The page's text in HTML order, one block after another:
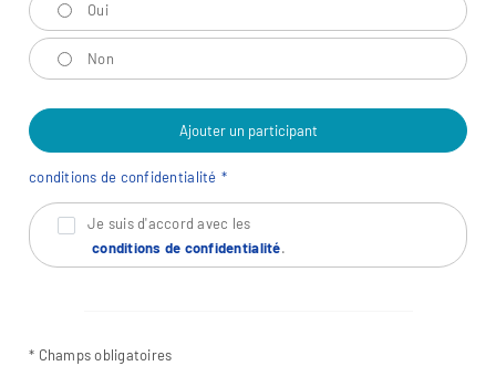
Ajouter un participant
Oui
Non
conditions de confidentialité
Je suis d'accord avec les
conditions de confidentialité.
* Champs obligatoires